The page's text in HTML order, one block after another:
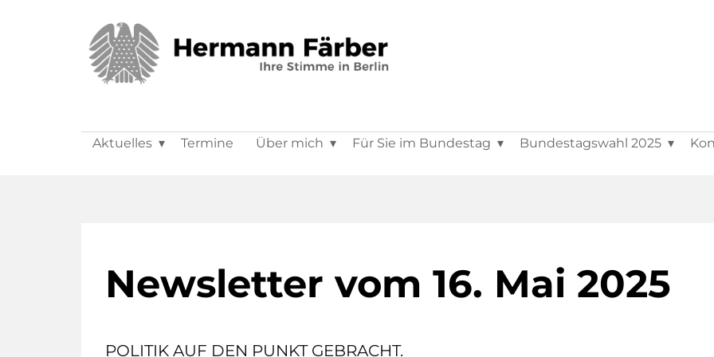
Aktuelles Termine Über mich Für Sie im Bundestag Bundestagswahl 2025
Newsletter vom 16. Mai 2025
POLITIK AUF DEN PUNKT GEBRACHT.